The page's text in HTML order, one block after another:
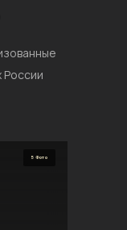
России
5 Фото